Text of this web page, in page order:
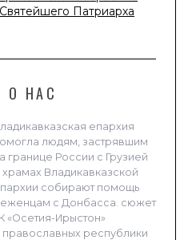
Патриарха
О НАС
епархия
людям, застрявшим
границе России с Грузией
храмах Владикавказской
собирают помощь
с Донбасса. сюжет
«Осетия-Ирыстон»
православных республики